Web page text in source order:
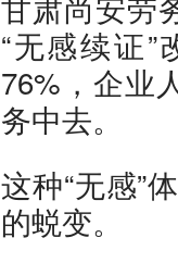
“无感续证
76%，企业
务中去。
这种“无感”
的蜕变。